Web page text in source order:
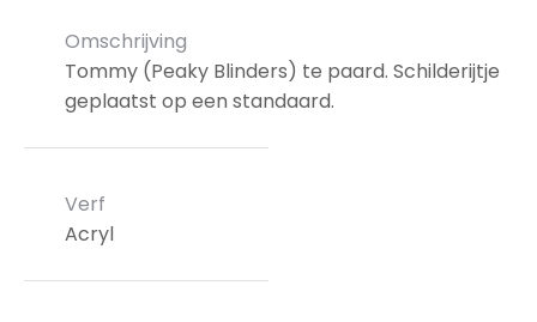
Omschrijving
Tommy (Peaky Blinders) te paard. Schilderijtje
geplaatst op een standaard.
Verf
Acryl